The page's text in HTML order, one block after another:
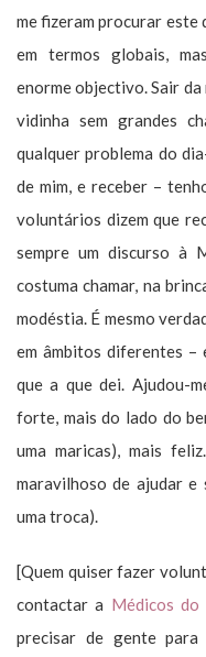
me fizeram procurar este
em termos globais,
enorme objectivo. Sair
vidinha sem grandes
qualquer problema do
de mim, e receber –
voluntários dizem que
sempre um discurso à
costuma chamar, na
modéstia. É mesmo
em âmbitos diferentes –
que a que dei. Ajudou-
forte, mais do lado do
uma maricas), mais
maravilhoso de ajudar e
uma troca).
[Quem quiser fazer
contactar a Médicos do
precisar de gente